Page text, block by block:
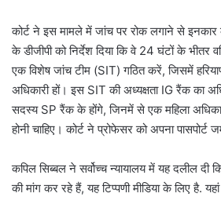
कोर्ट ने इस मामले में जांच पर रोक लगाने से इनकार
के डीजीपी को निर्देश दिया कि वे 24 घंटों के भीतर
एक विशेष जांच टीम (SIT) गठित करें, जिसमें
अधिकारी हों। इस SIT की अध्यक्षता IG रैंक का
सदस्य SP रैंक के होंगे, जिनमें से एक महिला
होनी चाहिए। कोर्ट ने प्रोफेसर को अपना पासपोर्ट
कपिल सिब्बल ने सर्वोच्च न्यायालय में यह दलील दी
की मांग कर रहे हैं, यह टिप्पणी मीडिया के लिए है.